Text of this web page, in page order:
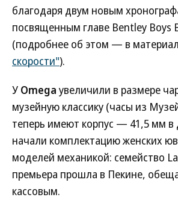
благодаря двум новым
посвященным главе Bentley Boys
(подробнее об этом — в
скорости").
У Omega увеличили в размере
музейную классику (часы из
теперь имеют корпус — 41,5 мм в
начали комплектацию женских
моделей механикой: семейство
премьера прошла в Пекине,
кассовым.